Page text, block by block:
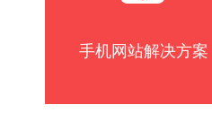
手机网站解决方案